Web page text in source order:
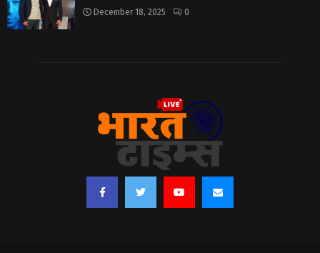
December 18, 2025 0